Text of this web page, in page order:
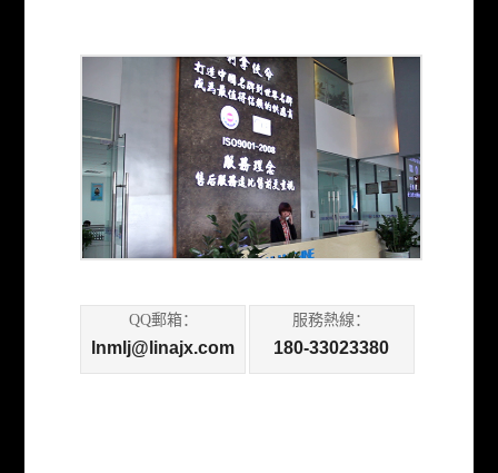
QQ郵箱：
lnmlj@linajx.com
服務熱線：
180-33023380